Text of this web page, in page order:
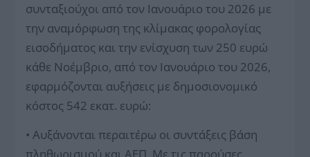
συνταξιούχοι από τον Ιανουάριο του 2026 με
την αναμόρφωση της κλίμακας φορολογίας
εισοδήματος και την ενίσχυση των 250 ευρώ
κάθε Νοέμβριο, από τον Ιανουάριο του 2026,
εφαρμόζονται αυξήσεις με δημοσιονομικό
κόστος 542 εκατ. ευρώ:
• Αυξάνονται περαιτέρω οι συντάξεις βάση